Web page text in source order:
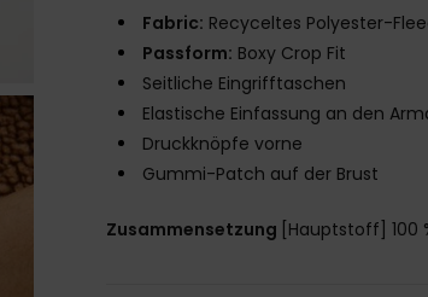
Fabric: Recyceltes Polyester-
Passform: Boxy Crop Fit
Seitliche Eingrifftaschen
Elastische Einfassung an den
Druckknöpfe vorne
Gummi-Patch auf der Brust
Zusammensetzung [Hauptstoff] 100